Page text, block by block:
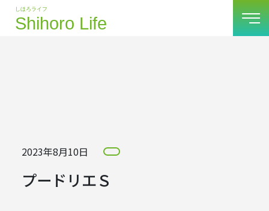
2023年8月10日
プードリエＳ